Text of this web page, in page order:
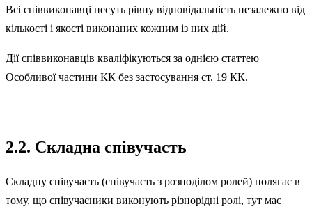
Всі співвиконавці несуть рівну відповідальність незалежно від
кількості і якості виконаних кожним із них дій.
Дії співвиконавців кваліфікуються за однією статтею
Особливої частини КК без застосування ст. 19 КК.
2.2. Складна співучасть
Складну співучасть (співучасть з розподілом ролей) поля­гає в
тому, що співучасники виконують різнорідні ролі, тут має